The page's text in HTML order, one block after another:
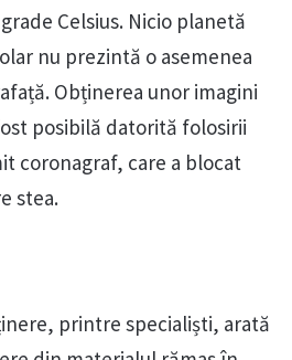
Celsius. Nicio planetă
nu prezintă o asemenea
Obținerea unor imagini
posibilă datorită folosirii
coronagraf, care a blocat
stea.
printre specialiști, arată